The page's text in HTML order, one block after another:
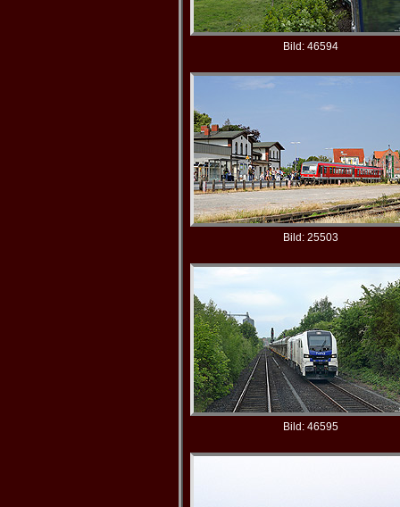
Bild: 46594
Bild: 25503
Bild: 46595